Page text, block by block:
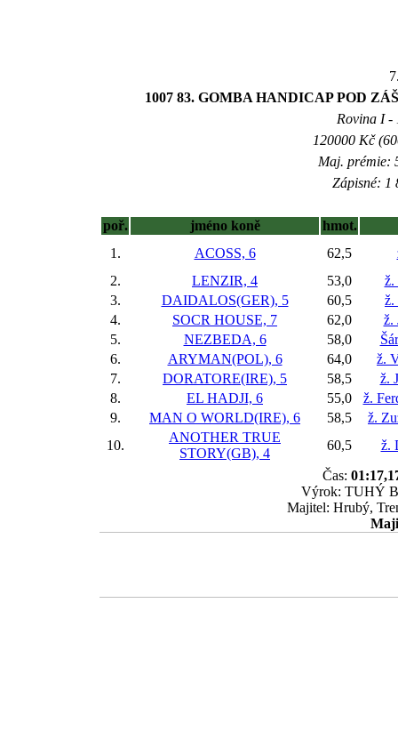
1007 83. GOMBA HANDICAP POD
Rovina I -
120000 Kč
Maj. prémie:
Zápisné: 1
poř. jméno koně
hmot.
1.
ACOSS, 6 62,5
2.
LENZIR, 4 53,0
ž.
3.
DAIDALOS(GER), 5 60,5
ž.
4.
SOCR HOUSE, 7 62,0
ž.
5.
NEZBEDA, 6 58,0
6.
ARYMAN(POL), 6 64,0
ž.
7.
DORATORE(IRE), 5 58,5
ž.
8.
EL HADJI, 6 55,0
ž.
9.
MAN O WORLD(IRE), 6 58,5
ž.
10.
ANOTHER TRUE
STORY(GB), 4
60,5
ž.
Čas:
Výrok: TUHÝ
Majitel: Hrubý,